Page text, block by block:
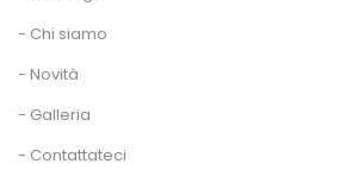
- Chi siamo
- Novità
- Galleria
- Contattateci